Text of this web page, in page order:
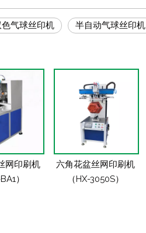
色气球丝印机 半自动气球丝印机
网印刷机
）
六角花盆丝网印刷机
（HX-3050S）